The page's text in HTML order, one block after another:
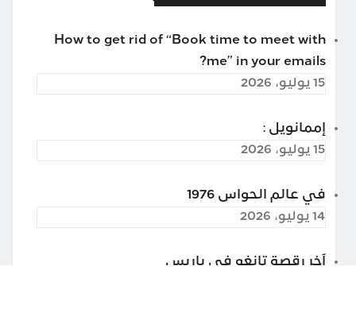
How to get rid of “Book time to meet with
me” in your emails?
15 يوليو، 2026
إممانويل :
15 يوليو، 2026
في عالم الحواس 1976
14 يوليو، 2026
آخر رقصة تانغو في باريس